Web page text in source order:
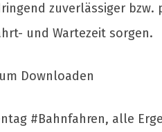
zuverlässiger
und Wartezeit sorgen.
Downloaden
#Bahnfahren, alle